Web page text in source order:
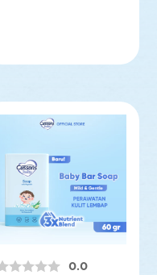
0.0